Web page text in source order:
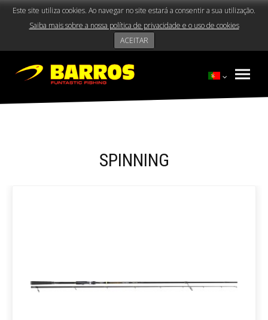
Este site utiliza cookies. Ao navegar no site estará a consentir a sua utilização.
Saiba mais sobre a nossa política de privacidade e o uso de cookies
ACEITAR
SPINNING